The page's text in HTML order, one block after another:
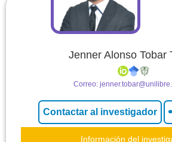
Jenner Alonso Tobar
Correo:
Información del